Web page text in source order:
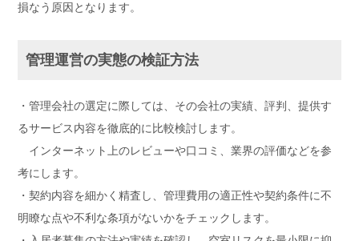
損なう原因となります。
管理運営の実態の検証方法
・管理会社の選定に際しては、その会社の実績、評判、提供す
るサービス内容を徹底的に比較検討します。
インターネット上のレビューや口コミ、業界の評価などを参
考にします。
・契約内容を細かく精査し、管理費用の適正性や契約条件に不
明瞭な点や不利な条項がないかをチェックします。